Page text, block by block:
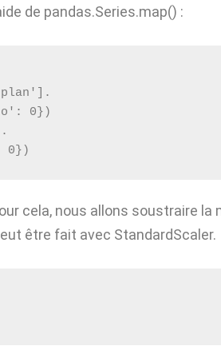
de pandas.Series.map() :
0})
0})
cela, nous allons soustraire la
être fait avec StandardScaler.